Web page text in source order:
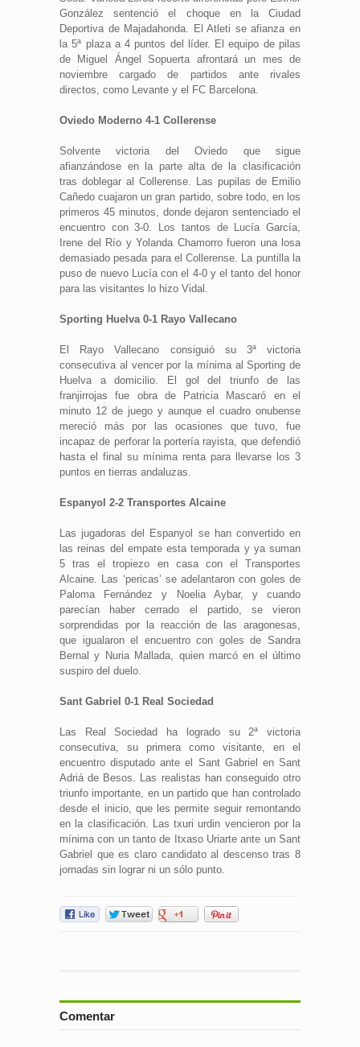
González sentenció el choque en la Ciudad
Deportiva de Majadahonda. El Atleti se afianza en
la 5ª plaza a 4 puntos del líder. El equipo de pilas
de Miguel Ángel Sopuerta afrontará un mes de
noviembre cargado de partidos ante rivales
directos, como Levante y el FC Barcelona.
Oviedo Moderno 4-1 Collerense
Solvente victoria del Oviedo que sigue
afianzándose en la parte alta de la clasificación
tras doblegar al Collerense. Las pupilas de Emilio
Cañedo cuajaron un gran partido, sobre todo, en los
primeros 45 minutos, donde dejaron sentenciado el
encuentro con 3-0. Los tantos de Lucía García,
Irene del Río y Yolanda Chamorro fueron una losa
demasiado pesada para el Collerense. La puntilla la
puso de nuevo Lucía con el 4-0 y el tanto del honor
para las visitantes lo hizo Vidal.
Sporting Huelva 0-1 Rayo Vallecano
El Rayo Vallecano consiguió su 3ª victoria
consecutiva al vencer por la mínima al Sporting de
Huelva a domicilio. El gol del triunfo de las
franjirrojas fue obra de Patricia Mascaró en el
minuto 12 de juego y aunque el cuadro onubense
mereció más por las ocasiones que tuvo, fue
incapaz de perforar la portería rayista, que defendió
hasta el final su mínima renta para llevarse los 3
puntos en tierras andaluzas.
Espanyol 2-2 Transportes Alcaine
Las jugadoras del Espanyol se han convertido en
las reinas del empate esta temporada y ya suman
5 tras el tropiezo en casa con el Transportes
Alcaine. Las ‘pericas’ se adelantaron con goles de
Paloma Fernández y Noelia Aybar, y cuando
parecían haber cerrado el partido, se vieron
sorprendidas por la reacción de las aragonesas,
que igualaron el encuentro con goles de Sandra
Bernal y Nuria Mallada, quien marcó en el último
suspiro del duelo.
Sant Gabriel 0-1 Real Sociedad
Las Real Sociedad ha logrado su 2ª victoria
consecutiva, su primera como visitante, en el
encuentro disputado ante el Sant Gabriel en Sant
Adriá de Besos. Las realistas han conseguido otro
triunfo importante, en un partido que han controlado
desde el inicio, que les permite seguir remontando
en la clasificación. Las txuri urdin vencieron por la
mínima con un tanto de Itxaso Uriarte ante un Sant
Gabriel que es claro candidato al descenso tras 8
jornadas sin lograr ni un sólo punto.
Comentar